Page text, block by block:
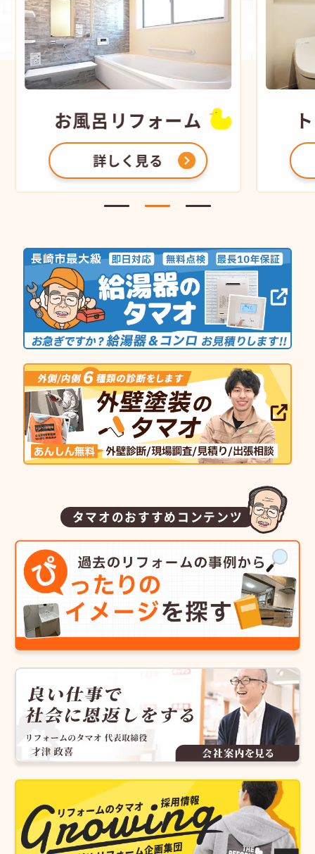
お風呂 リフォーム
詳しく見る
タマオのおすすめコンテンツ